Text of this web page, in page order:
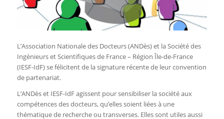
L’Association Nationale des Docteurs (ANDès) et la Société des
Ingénieurs et Scientifiques de France – Région Île-de-France
(IESF-IdF) se félicitent de la signature récente de leur convention
de partenariat.
L’ANDès et IESF-IdF agissent pour sensibiliser la société aux
compétences des docteurs, qu’elles soient liées à une
thématique de recherche ou transverses. Elles sont utiles aussi